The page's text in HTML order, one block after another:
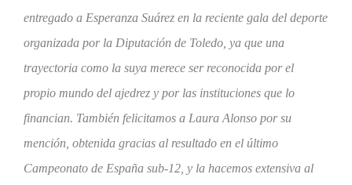
entregado a Esperanza Suárez en la reciente gala del deporte
organizada por la Diputación de Toledo, ya que una
trayectoria como la suya merece ser reconocida por el
propio mundo del ajedrez y por las instituciones que lo
financian. También felicitamos a Laura Alonso por su
mención, obtenida gracias al resultado en el último
Campeonato de España sub-12, y la hacemos extensiva al